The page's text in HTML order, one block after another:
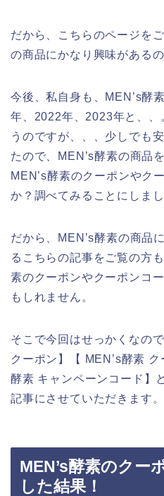
だから、こちらのページを
の商品にかなり興味がある
今後、私自身も、MEN’s酵
年、2022年、2023年と、、
うのですが、、、少しでも
たので、MEN’s酵素の商品
MEN’s酵素のクーポンやク
か？調べてみることにしまし
だから、MEN’s酵素の商品
るこちらの記事をご覧の方
素のクーポンやクーポンコ
もしれません。
そこで今回はせっかくなの
クーポン】【 MEN’s酵素
酵素 キャンペーンコード】
記事にさせていただきます。
MEN’s酵素のクー
した結果！